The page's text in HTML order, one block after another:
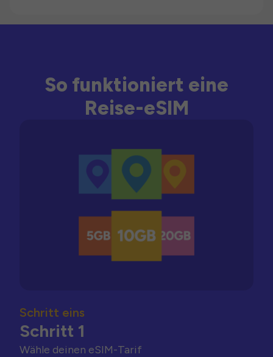
So funktioniert eine
Reise-eSIM
Schritt eins
Schritt 1
Wähle deinen eSIM-Tarif